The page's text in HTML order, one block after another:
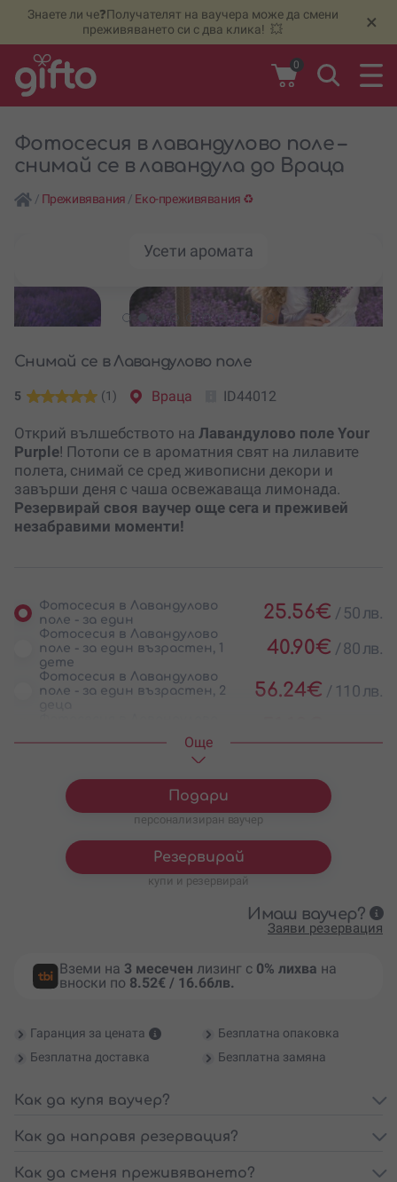
Знаете ли че❓Получателят на ваучера може да смени
преживяването си с два клика! 💥
×
0
Фотосесия в лавандулово поле –
снимай се в лавандула до Враца
/ Преживявания / Еко-преживявания ♻️
Усети аромата
Снимай се в Лавандулово поле
5 (1) Враца ID44012
Открий вълшебството на Лавандулово поле Your
Purple! Потопи се в ароматния свят на лилавите
полета, снимай се сред живописни декори и
завърши деня с чаша освежаваща лимонада.
Резервирай своя ваучер още сега и преживей
незабравими моменти!
Фотосесия в Лавандулово
поле - за един
25.56€ / 50 лв.
Фотосесия в Лавандулово
поле - за един възрастен, 1
дете
40.90€ /80 лв.
Фотосесия в Лавандулово
поле - за един възрастен, 2
56.24€ / 110 лв.
Фотосесия в Лавандулово
поле - за 2-ма възрастни, 1
Фотосесия в Лавандулово
поле - за 2-ма възрастни, 2
/
Oще
Подари
персонализиран ваучер
Резервирай
купи и резервирай
Имаш ваучер?
Заяви резервация
Вземи на 3 месечен лизинг с 0% лихва на
вноски по 8.52€ / 16.66лв.
Гаранция за цената
Безплатна опаковка
Безплатна доставка
Безплатна замяна
Как да купя ваучер?
Как да направя резервация?
Как да сменя преживяването?